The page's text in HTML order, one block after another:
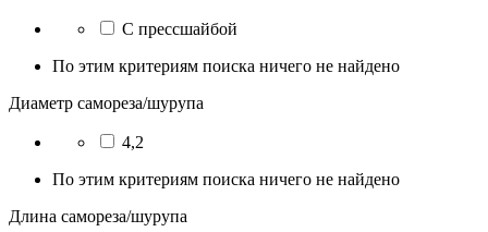
С прессшайбой
По этим критериям поиска ничего не найдено
Диаметр самореза/шурупа
4,2
По этим критериям поиска ничего не найдено
Длина самореза/шурупа